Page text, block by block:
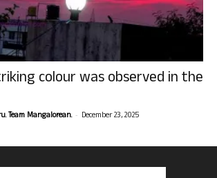
colour was observed in the
Team Mangalorean. - December 23, 2025